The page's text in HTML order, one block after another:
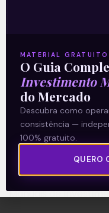
Termos e Condições
Política de
Explore
Artigos
E Eu Com Isso?
Vídeos no Youtube
Manuais de
MATERIAL GRATUITO
O Guia
Investimento
do Mercado
Descubra como
consistência —
100% gratuito.
QUERO